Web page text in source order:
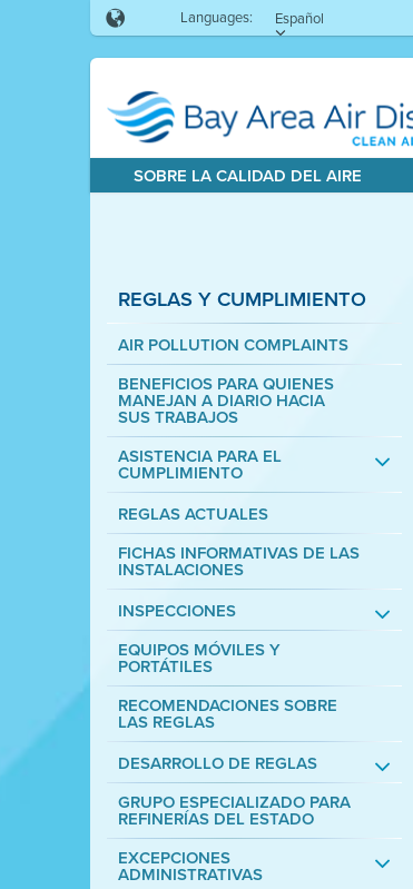
Languages: Español
SOBRE LA CALIDAD DEL AIRE
REGLAS Y CUMPLIMIENTO
AIR POLLUTION COMPLAINTS
BENEFICIOS PARA QUIENES
MANEJAN A DIARIO HACIA
SUS TRABAJOS
ASISTENCIA PARA EL
CUMPLIMIENTO
REGLAS ACTUALES
FICHAS INFORMATIVAS DE LAS
INSTALACIONES
INSPECCIONES
EQUIPOS MÓVILES Y
PORTÁTILES
RECOMENDACIONES SOBRE
LAS REGLAS
DESARROLLO DE REGLAS
GRUPO ESPECIALIZADO PARA
REFINERÍAS DEL ESTADO
EXCEPCIONES
ADMINISTRATIVAS